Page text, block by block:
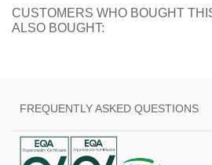
CUSTOMERS WHO BOUGHT
ALSO BOUGHT:
FREQUENTLY ASKED QUESTIONS